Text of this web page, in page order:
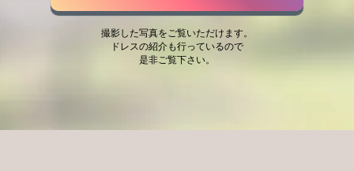
撮影した写真をご覧いただけます。
ドレスの紹介も行っているので
是非ご覧下さい。